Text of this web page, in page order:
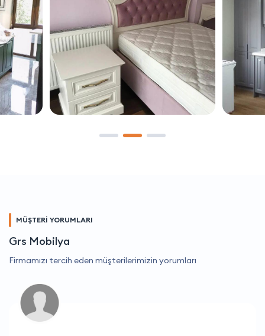
MÜŞTERİ YORUMLARI
Grs Mobilya
Firmamızı tercih eden müşterilerimizin yorumları